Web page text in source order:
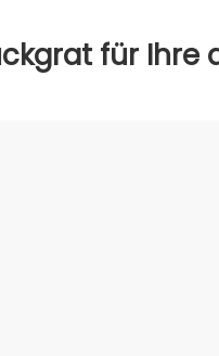
für Ihre